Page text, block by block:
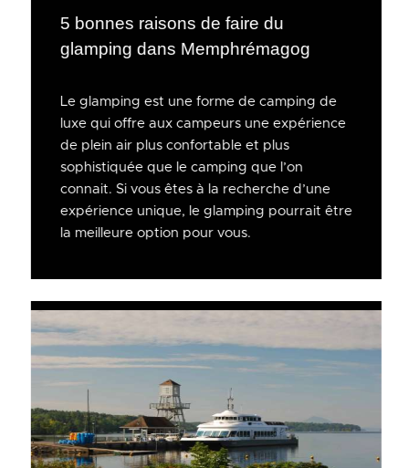
5 bonnes raisons de faire du
glamping dans Memphrémagog
Le glamping est une forme de camping de
luxe qui offre aux campeurs une expérience
de plein air plus confortable et plus
sophistiquée que le camping que l’on
connait. Si vous êtes à la recherche d’une
expérience unique, le glamping pourrait être
la meilleure option pour vous.